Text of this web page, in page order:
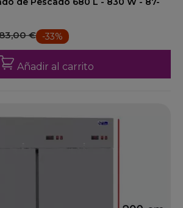
€ -33%
Añadir al carrito